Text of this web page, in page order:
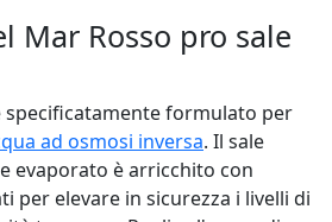
Mar Rosso pro sale
specificatamente formulato per
ad osmosi inversa. Il sale
evaporato è arricchito con
per elevare in sicurezza i livelli di